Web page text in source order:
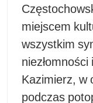
miejscem
wszystkim
Kazimierz, w
podczas